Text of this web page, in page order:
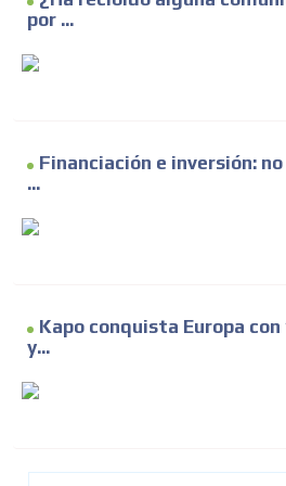
por ...
Financiación e inversión:
...
Kapo conquista Europa
y...